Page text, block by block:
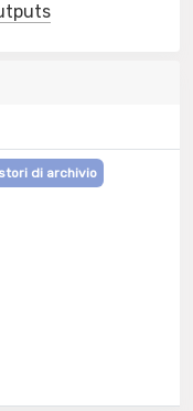
di archivio